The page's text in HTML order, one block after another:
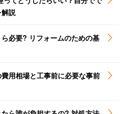
説
必要? リフォームのための基
用相場と工事前に必要な事前